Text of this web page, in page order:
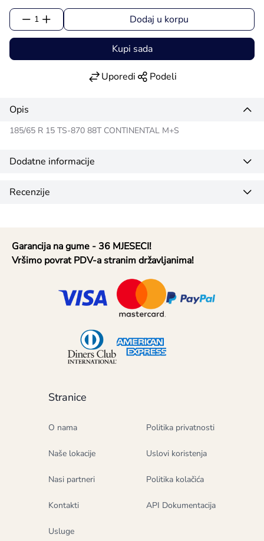
1 Dodaj u korpu
Kupi sada
Uporedi Podeli
Opis
185/65 R 15 TS-870 88T CONTINENTAL M+S
Dodatne informacije
Recenzije
Stranice
O nama
Naše lokacije
Nasi partneri
Kontakti
Usluge
Politika privatnosti
Uslovi koristenja
Politika kolačića
API Dokumentacija
Garancija na gume - 36 MJESECI!
Vršimo povrat PDV-a stranim državljanima!